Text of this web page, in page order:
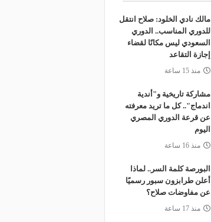
مالك نادي الخلود: صلاح انتقل
للدوري المناسب.. الدوري
السعودي ليس مكانًا لقضاء
إجازة التقاعد
منذ 15 ساعة
مشاركة تاريخية و"أندية
اندماج".. كل ما تريد معرفته
عن قرعة الدوري المصري
اليوم
منذ 16 ساعة
البورصة كلمة السر.. لماذا
أعلن طرابزون سبور رسميًا
عن مفاوضات صلاح؟
منذ 17 ساعة